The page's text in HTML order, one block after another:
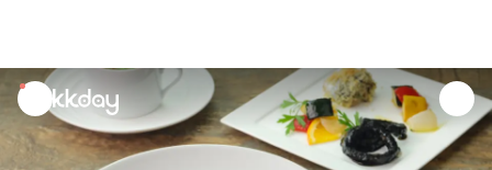
unread
notifications